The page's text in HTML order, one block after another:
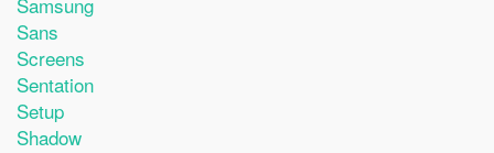
Sans
Screens
Sentation
Setup
Shadow